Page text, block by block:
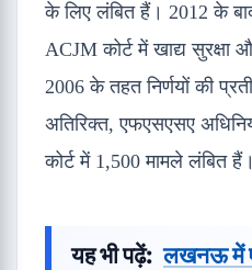
के लिए लंबित हैं। 2012 के
ACJM कोर्ट में खाद्य
2006 के तहत निर्णयों की
अतिरिक्त, एफएसएसए
कोर्ट में 1,500 मामले लंबित हैं।
यह भी पढ़ें: लखनऊ में